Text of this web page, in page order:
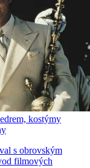
kostýmy
s obrovským
filmových